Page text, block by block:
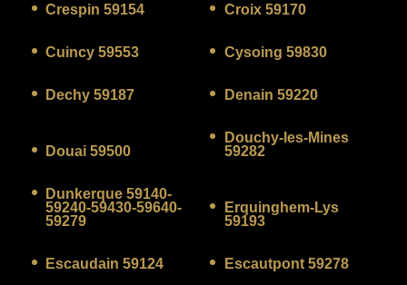
Crespin 59154 Croix 59170
Cuincy 59553 Cysoing 59830
Dechy 59187 Denain 59220
Douai 59500
Douchy-les-Mines
59282
Dunkerque 59140-
59240-59430-59640-
59279
Erquinghem-Lys
59193
Escaudain 59124 Escautpont 59278